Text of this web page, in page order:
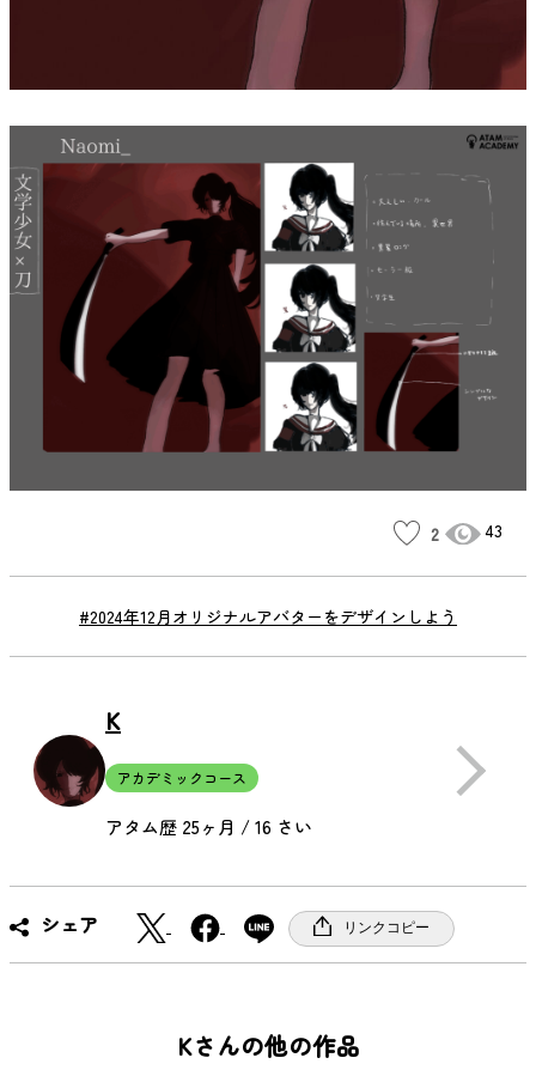
#2024年12月オリジナルアバターをデザインしよう
2 43
K
アカデミックコース
アタム歴 25ヶ月 / 16 さい
シェア
a
c
o
リンクコピー
Kさんの他の作品